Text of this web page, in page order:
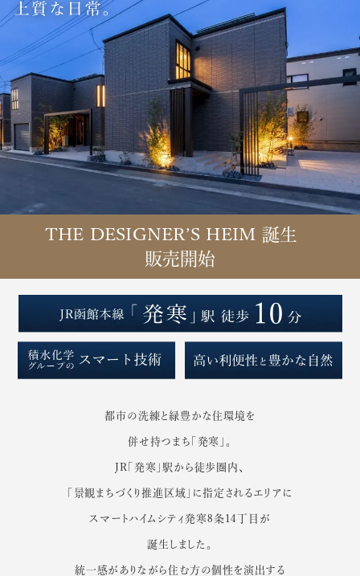
THE DESIGNER’S HEIM 誕生
販売開始
都市の洗練と緑豊かな住環境を
併せ持つまち「発寒」。
JR「発寒」駅から徒歩圏内、
「景観まちづくり推進区域」に指定されるエリアに
スマートハイムシティ発寒8条14丁目が
誕生しました。
統一感がありながら住む方の個性を演出する